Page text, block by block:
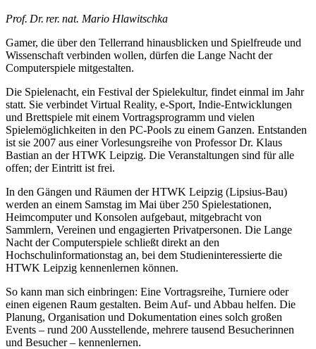
Prof. Dr. rer. nat. Mario Hlawitschka
Gamer, die über den Tellerrand hinausblicken und Spielfreude und
Wissenschaft verbinden wollen, dürfen die Lange Nacht der
Computerspiele mitgestalten.
Die Spielenacht, ein Festival der Spielekultur, findet einmal im Jahr
statt. Sie verbindet Virtual Reality, e-Sport, Indie-Entwicklungen
und Brettspiele mit einem Vortragsprogramm und vielen
Spielemöglichkeiten in den PC-Pools zu einem Ganzen. Entstanden
ist sie 2007 aus einer Vorlesungsreihe von Professor Dr. Klaus
Bastian an der HTWK Leipzig. Die Veranstaltungen sind für alle
offen; der Eintritt ist frei.
In den Gängen und Räumen der HTWK Leipzig (Lipsius-Bau)
werden an einem Samstag im Mai über 250 Spielestationen,
Heimcomputer und Konsolen aufgebaut, mitgebracht von
Sammlern, Vereinen und engagierten Privatpersonen. Die Lange
Nacht der Computerspiele schließt direkt an den
Hochschulinformationstag an, bei dem Studieninteressierte die
HTWK Leipzig kennenlernen können.
So kann man sich einbringen: Eine Vortragsreihe, Turniere oder
einen eigenen Raum gestalten. Beim Auf- und Abbau helfen. Die
Planung, Organisation und Dokumentation eines solch großen
Events – rund 200 Ausstellende, mehrere tausend Besucherinnen
und Besucher – kennenlernen.